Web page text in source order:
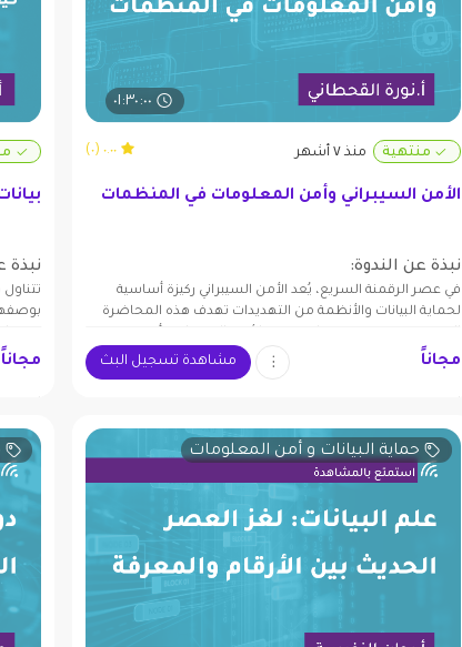
٠١:٣٠:٠٠
منتهية منذ ٧ أشهر ٠.٠٠ (٠)
الأمن السيبراني وأمن المعلومات في المنظمات
نبذة عن الندوة:
في عصر الرقمنة السريع، يُعد الأمن السيبراني ركيزة أساسية
لحماية البيانات والأنظمة من التهديدات تهدف هذه المحاضرة
المعلومات: الأمن السيبراني يركز على حماية الأنظمة الرقمية،
بينما أمن المعلومات يشمل حماية جميع أشكال المعلومات.
التدريبات الدورية وبناء ثقافة نسعى لبناء وعي أمني يحمي الأفراد
والمنظمات في العالم الرقمي.
مجاناً مشاهدة تسجيل البث
نبذة
الضوء
أهمية
مجاناً
حماية البيانات و أمن المعلومات